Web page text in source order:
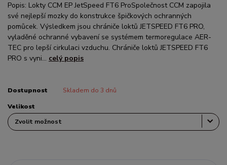
Popis: Lokty CCM EP JetSpeed FT6 ProSpolečnost CCM zapojila
své nejlepší mozky do konstrukce špičkových ochranných
pomůcek. Výsledkem jsou chrániče loktů JETSPEED FT6 PRO,
vyladěné ochranné vybavení se systémem termoregulace AER-
TEC pro lepší cirkulaci vzduchu. Chrániče loktů JETSPEED FT6
PRO s vyni... celý popis
Dostupnost Skladem do 3 dnů
Velikost